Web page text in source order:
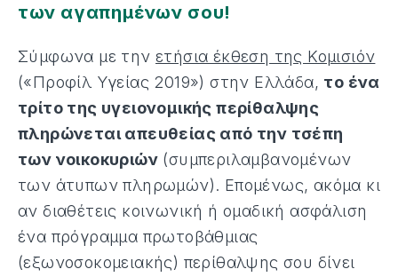
των αγαπημένων σου!
Σύμφωνα με την ετήσια έκθεση της Κομισιόν
(«Προφίλ Υγείας 2019») στην Ελλάδα, το ένα
τρίτο της υγειονομικής περίθαλψης
πληρώνεται απευθείας από την τσέπη
των νοικοκυριών (συμπεριλαμβανομένων
των άτυπων πληρωμών). Επομένως, ακόμα κι
αν διαθέτεις κοινωνική ή ομαδική ασφάλιση
ένα πρόγραμμα πρωτοβάθμιας
(εξωνοσοκομειακής) περίθαλψης σου δίνει